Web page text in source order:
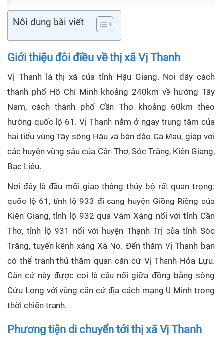
Nôi dung bài viết
Giới thiệu đôi điều về thị xã Vị Thanh
Vị Thanh là thị xã của tỉnh Hậu Giang. Nơi đây cách
thành phố Hồ Chí Minh khoảng 240km về hướng Tây
Nam, cách thành phố Cần Thơ khoảng 60km theo
hướng quốc lộ 61. Vị Thanh nằm ở ngay trung tâm của
hai tiểu vùng Tây sông Hậu và bán đảo Cà Mau, giáp với
các huyện vùng sâu của Cần Thơ, Sóc Trăng, Kiên Giang,
Bạc Liêu.
Nơi đây là đầu mối giao thông thủy bộ rất quan trọng:
quốc lộ 61, tỉnh lộ 933 đi sang huyện Giồng Riềng của
Kiên Giang, tỉnh lộ 932 qua Vàm Xáng nối với tỉnh Cần
Thơ, tỉnh lộ 931 nối với huyện Thạnh Trị của tỉnh Sóc
Trăng, tuyến kênh xáng Xà No. Đến thăm Vị Thanh bạn
có thể tranh thủ thăm quan căn cứ Vị Thanh Hỏa Lựu.
Căn cứ này được coi là cầu nối giữa đồng bằng sông
Cửu Long với vùng căn cứ địa cách mạng U Minh trong
thời chiến tranh.
Phương tiện di chuyển tới thị xã Vị Thanh